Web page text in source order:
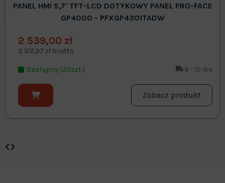
PANEL HMI 5,7' TFT-LCD DOTYKOWY PANEL PRO-FACE
GP4000 - PFXGP4301TADW
2 539,00 zł
3 122,97 zł brutto
Dostępny (22szt.) 6 - 10 dni
Zobacz produkt